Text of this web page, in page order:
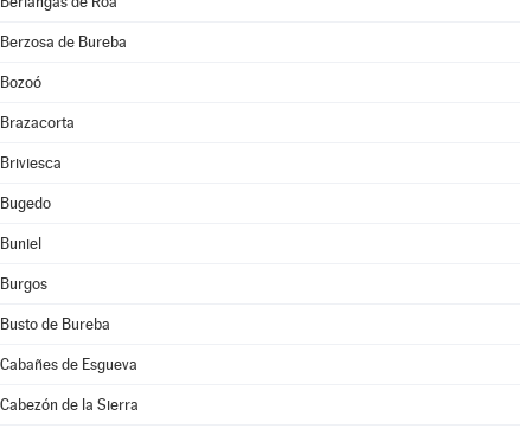
Berzosa de Bureba
Bozoó
Brazacorta
Briviesca
Bugedo
Buniel
Burgos
Busto de Bureba
Cabañes de Esgueva
Cabezón de la Sierra